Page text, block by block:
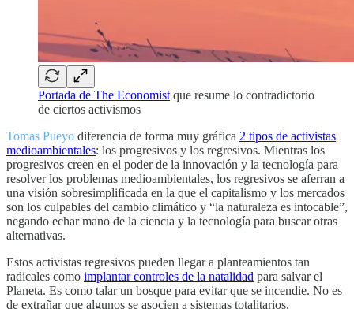
Portada de The Economist que resume lo contradictorio
de ciertos activismos
Tomas Pueyo diferencia de forma muy gráfica 2 tipos de activistas
medioambientales: los progresivos y los regresivos. Mientras los
progresivos creen en el poder de la innovación y la tecnología para
resolver los problemas medioambientales, los regresivos se aferran a
una visión sobresimplificada en la que el capitalismo y los mercados
son los culpables del cambio climático y “la naturaleza es intocable”,
negando echar mano de la ciencia y la tecnología para buscar otras
alternativas.
Estos activistas regresivos pueden llegar a planteamientos tan
radicales como implantar controles de la natalidad para salvar el
Planeta. Es como talar un bosque para evitar que se incendie. No es
de extrañar que algunos se asocien a sistemas totalitarios.